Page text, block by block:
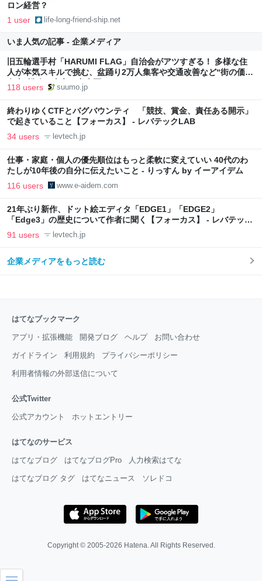
ロン経営？
1 user life-long-friend-ship.net
いま人気の記事 - 企業メディア
旧五輪選手村「HARUMI FLAG」自治会がアツすぎる！ 多様な住
人が本気スキルで挑む、盆踊り2万人集客や交通改善など“街の価値
向上”戦略 東京・中央区
118 users suumo.jp
終わりゆくCTFとバグバウンティ 「競技、賞金、責任ある開示」
で起きていること【フォーカス】 - レバテックLAB
34 users levtech.jp
仕事・家庭・個人の優先順位はもっと柔軟に変えていい 40代のわ
たしが10年後の自分に伝えたいこと - りっすん by イーアイデム
116 users www.e-aidem.com
21年ぶり新作、ドット絵エディタ「EDGE1」「EDGE2」
「Edge3」の歴史について作者に聞く【フォーカス】 - レバテック
LAB
91 users levtech.jp
企業メディアをもっと読む
はてなブックマーク
アプリ・拡張機能 開発ブログ ヘルプ お問い合わせ
ガイドライン 利用規約 プライバシーポリシー
利用者情報の外部送信について
公式Twitter
公式アカウント ホットエントリー
はてなのサービス
はてなブログ はてなブログPro 人力検索はてな
はてなブログ タグ はてなニュース ソレドコ
Copyright © 2005-2026 Hatena . All Rights Reserved.